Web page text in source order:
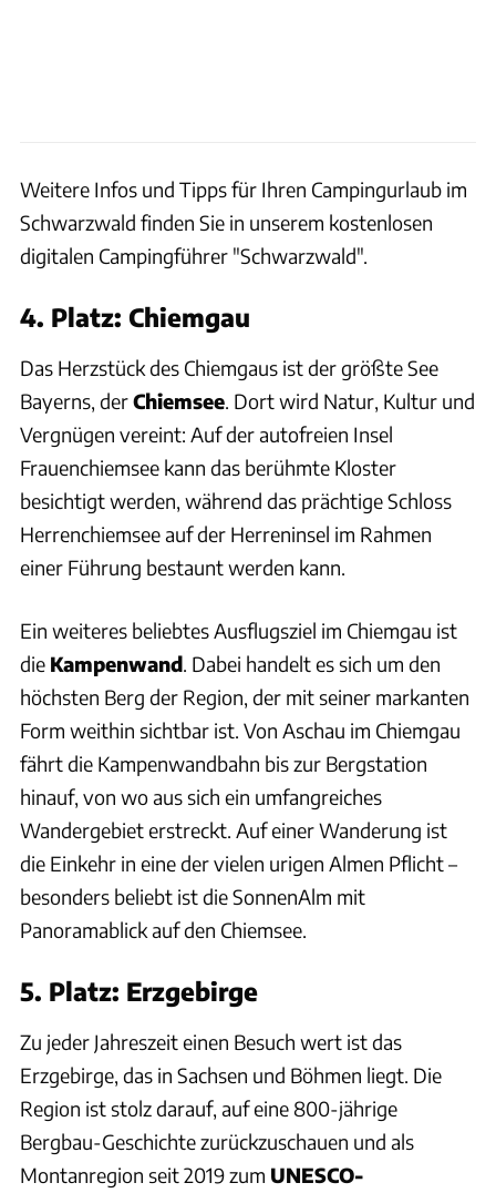
Weitere Infos und Tipps für Ihren Campingurlaub im
Schwarzwald finden Sie in unserem kostenlosen
digitalen Campingführer "Schwarzwald".
4. Platz: Chiemgau
Das Herzstück des Chiemgaus ist der größte See
Bayerns, derChiemsee. Dort wird Natur, Kultur und
Vergnügen vereint: Auf der autofreien Insel
Frauenchiemsee kann das berühmte Kloster
besichtigt werden, während das prächtige Schloss
Herrenchiemsee auf der Herreninsel im Rahmen
einer Führung bestaunt werden kann.
Ein weiteres beliebtes Ausflugsziel im Chiemgau ist
die Kampenwand. Dabei handelt es sich um den
höchsten Berg der Region, der mit seiner markanten
Form weithin sichtbar ist. Von Aschau im Chiemgau
fährt die Kampenwandbahn bis zur Bergstation
hinauf, von wo aus sich ein umfangreiches
Wandergebiet erstreckt. Auf einer Wanderung ist
die Einkehr in eine der vielen urigen Almen Pflicht –
besonders beliebt ist die SonnenAlm mit
Panoramablick auf den Chiemsee.
5. Platz: Erzgebirge
Zu jeder Jahreszeit einen Besuch wert ist das
Erzgebirge, das in Sachsen und Böhmen liegt. Die
Region ist stolz darauf, auf eine 800-jährige
Bergbau-Geschichte zurückzuschauen und als
Montanregion seit 2019 zum UNESCO-